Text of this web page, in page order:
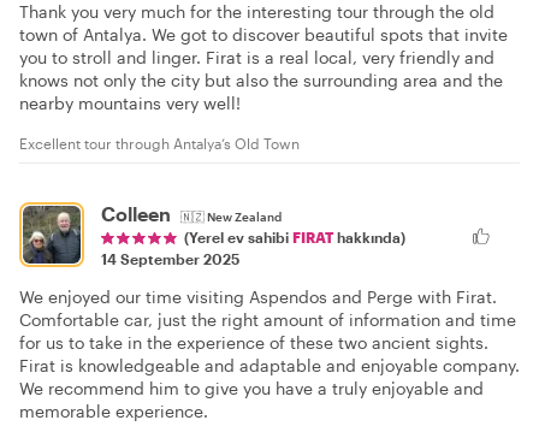
Thank you very much for the interesting tour through the old
town of Antalya. We got to discover beautiful spots that invite
you to stroll and linger. Firat is a real local, very friendly and
knows not only the city but also the surrounding area and the
nearby mountains very well!
Excellent tour through Antalya‘s Old Town
Colleen 🇳🇿New Zealand
(Yerel ev sahibi FIRAThakkında)
14 September 2025
We enjoyed our time visiting Aspendos and Perge with Firat.
Comfortable car, just the right amount of information and time
for us to take in the experience of these two ancient sights.
Firat is knowledgeable and adaptable and enjoyable company.
We recommend him to give you have a truly enjoyable and
memorable experience.